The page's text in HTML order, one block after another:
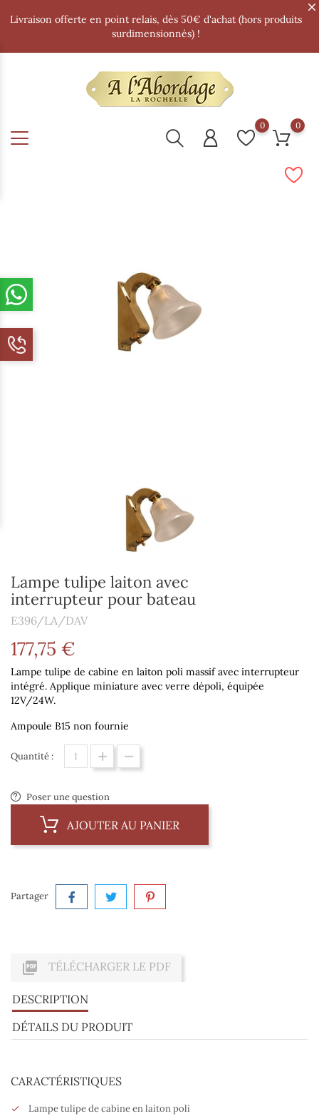
Livraison offerte en point relais, dès 50€ d'achat (hors produits
surdimensionnés) !
0 0
Lampe tulipe laiton avec
interrupteur pour bateau
E396/LA/DAV
177,75 €
Lampe tulipe de cabine en laiton poli massif avec interrupteur
intégré. Applique miniature avec verre dépoli, équipée
12V/24W.
Ampoule B15 non fournie
Quantité :
Poser une question
AJOUTER AU PANIER
Partager
 TÉLÉCHARGER LE PDF
DESCRIPTION
DÉTAILS DU PRODUIT
CARACTÉRISTIQUES
Lampe tulipe de cabine en laiton poli